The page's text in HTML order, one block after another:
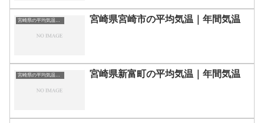
宮崎県の平均気温まとめ 宮崎県宮崎市の平均気温｜年間気温
宮崎県の平均気温まとめ 宮崎県新富町の平均気温｜年間気温